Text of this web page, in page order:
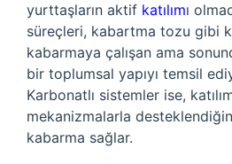
yurttaşların aktif katılımı
süreçleri, kabartma tozu gibi
kabarmaya çalışan ama
bir toplumsal yapıyı temsil
Karbonatlı sistemler ise,
mekanizmalarla
kabarma sağlar.